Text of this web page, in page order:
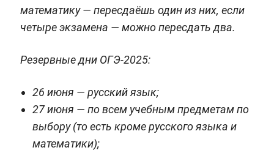
математику — пересдаёшь один из них, если
четыре экзамена — можно пересдать два.
Резервные дни ОГЭ-2025:
26 июня — русский язык;
27 июня — по всем учебным предметам по
выбору (то есть кроме русского языка и
математики);